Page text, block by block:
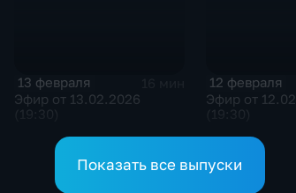
13 февраля
Эфир от 13.02.2026
12 февраля
Эфир от
Показать все выпуски